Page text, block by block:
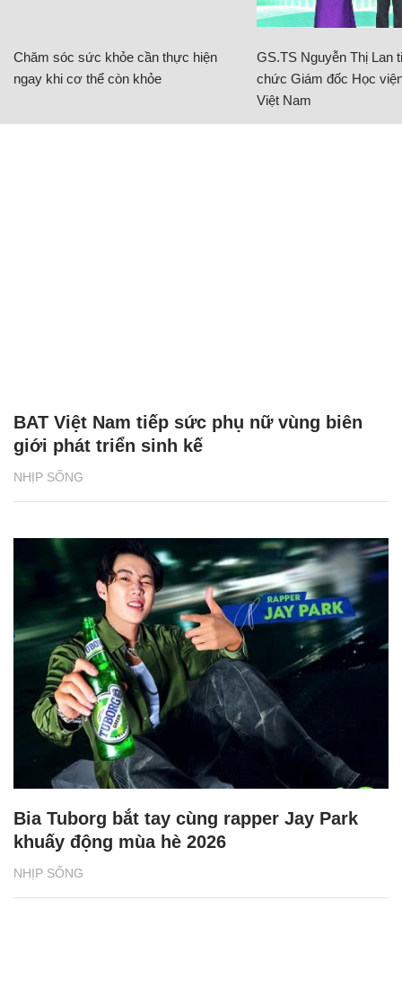
Chăm sóc sức khỏe cần thực hiện
ngay khi cơ thể còn khỏe
GS.TS Nguyễn Thị Lan
chức Giám đốc Học
Việt Nam
NHỊP SỐNG
BAT Việt Nam tiếp sức phụ nữ vùng biên
giới phát triển sinh kế
NHỊP SỐNG
Bia Tuborg bắt tay cùng rapper Jay Park
khuấy động mùa hè 2026